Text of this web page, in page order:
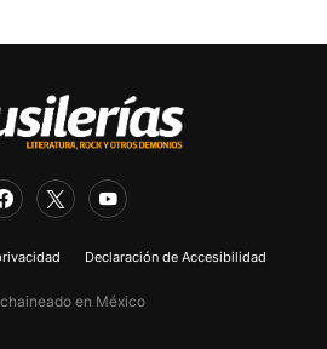
Declaración de Accesibilidad
en México